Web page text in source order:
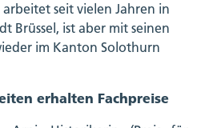
seit vielen Jahren in
Brüssel, ist aber mit seinen
im Kanton Solothurn
erhalten Fachpreise